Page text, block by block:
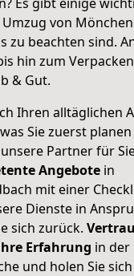
von
zu beachten sind.
hin zum
& Gut.
Ihren alltäglichen
Sie zuerst
Partner für
Angebote in
mit einer
Dienste in
sich zurück.
Erfahrung in der
und holen Sie